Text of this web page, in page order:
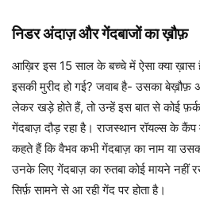
निडर अंदाज़ और गेंदबाजों का ख़ौफ़
आख़िर इस 15 साल के बच्चे में ऐसा क्या ख़ास
इसकी मुरीद हो गई? जवाब है- उसका
लेकर खड़े होते हैं, तो उन्हें इस बात से कोई
गेंदबाज़ दौड़ रहा है। राजस्थान रॉयल्स के
कहते हैं कि वैभव कभी गेंदबाज़ का नाम या
उनके लिए गेंदबाज़ का रुतबा कोई मायने नहीं
सिर्फ़ सामने से आ रही गेंद पर होता है।